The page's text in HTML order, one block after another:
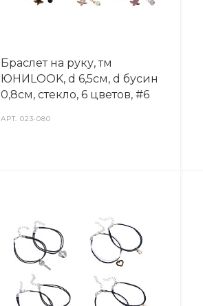
Браслет на руку, тм
ЮНИLOOK, d 6,5см, d бусин
0,8см, стекло, 6 цветов, #6
АРТ.023-080